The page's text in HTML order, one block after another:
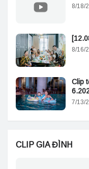
8/18/
8/16/
Clip
7/13/
CLIP GIA ĐÌNH